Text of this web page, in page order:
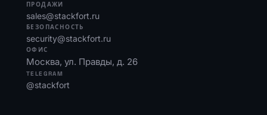
ПРОДАЖИ
sales@stackfort.ru
БЕЗОПАСНОСТЬ
security@stackfort.ru
ОФИС
Москва, ул. Правды, д. 26
TELEGRAM
@stackfort